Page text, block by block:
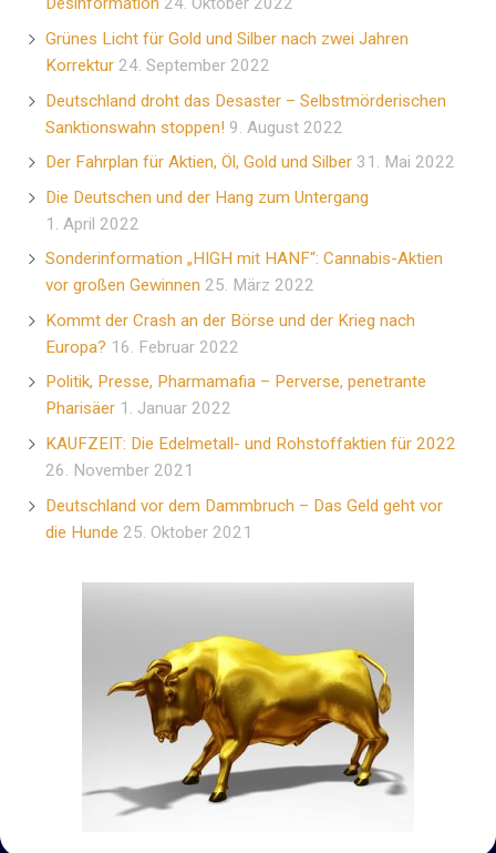
Grünes Licht für Gold und Silber nach zwei Jahren
Korrektur 24. September 2022
Deutschland droht das Desaster – Selbstmörderischen
Sanktionswahn stoppen! 9. August 2022
Der Fahrplan für Aktien, Öl, Gold und Silber 31. Mai 2022
Die Deutschen und der Hang zum Untergang
1. April 2022
Sonderinformation „HIGH mit HANF“: Cannabis-Aktien
vor großen Gewinnen 25. März 2022
Kommt der Crash an der Börse und der Krieg nach
Europa? 16. Februar 2022
Politik, Presse, Pharmamafia – Perverse, penetrante
Pharisäer 1. Januar 2022
KAUFZEIT: Die Edelmetall- und Rohstoffaktien für 2022
26. November 2021
Deutschland vor dem Dammbruch – Das Geld geht vor
die Hunde 25. Oktober 2021